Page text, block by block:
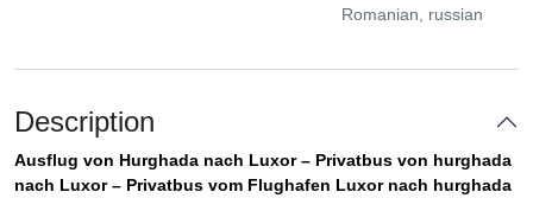
Romanian, russian
Description
Ausflug von Hurghada nach Luxor – Privatbus von hurghada
nach Luxor – Privatbus vom Flughafen Luxor nach hurghada